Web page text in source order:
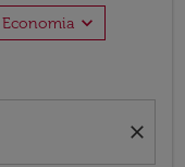
Economia expand_more
close